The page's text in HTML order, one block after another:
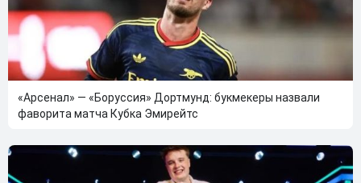
«Арсенал» — «Боруссия» Дортмунд: букмекеры назвали
фаворита матча Кубка Эмирейтс